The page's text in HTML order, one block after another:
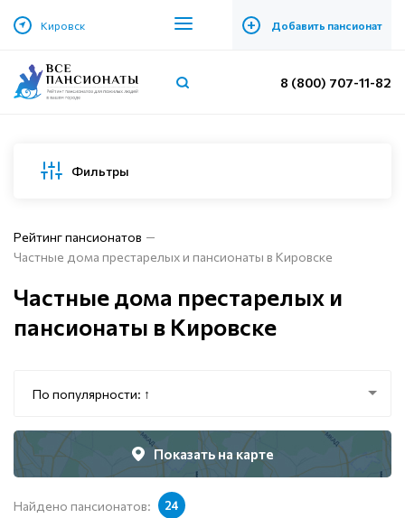
Кировск + Добавить пансионат
8 (800) 707-11-82
Фильтры
Рейтинг пансионатов
Частные дома престарелых и пансионаты в Кировске
Частные дома престарелых и
пансионаты в Кировске
По популярности: ↑
Показать на карте
Найдено пансионатов: 24